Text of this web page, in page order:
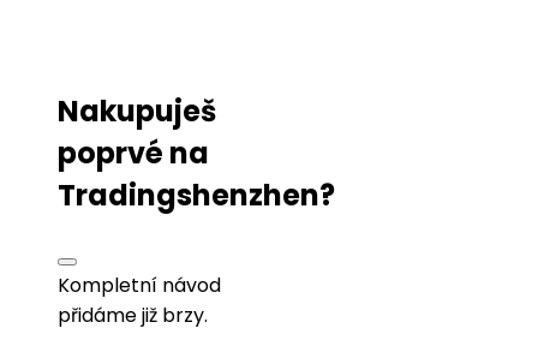
Nakupuješ
poprvé na
Tradingshenzhen?
Kompletní návod
přidáme již brzy.